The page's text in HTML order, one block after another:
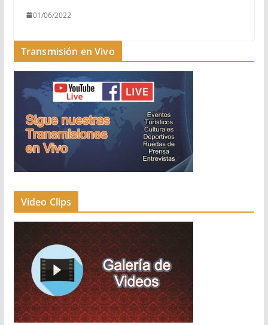
01/06/2022
Transmisión en Vivo
Video Clips